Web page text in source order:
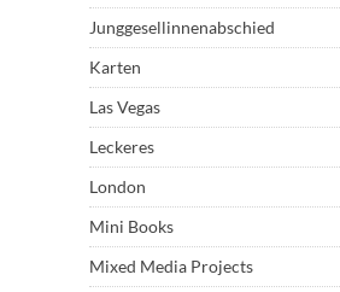
Junggesellinnenabschied
Karten
Las Vegas
Leckeres
London
Mini Books
Mixed Media Projects